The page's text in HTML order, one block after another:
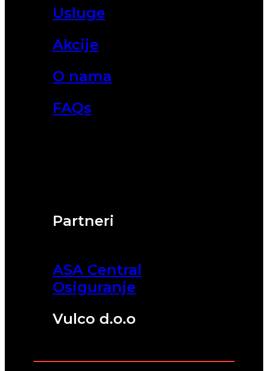
Partneri
ASA Central
Osiguranje
Vulco d.o.o
Usluge
Akcije
O nama
FAQs